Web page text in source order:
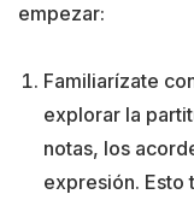
empezar:
Familiarízate
explorar la
notas, los
expresión. Esto